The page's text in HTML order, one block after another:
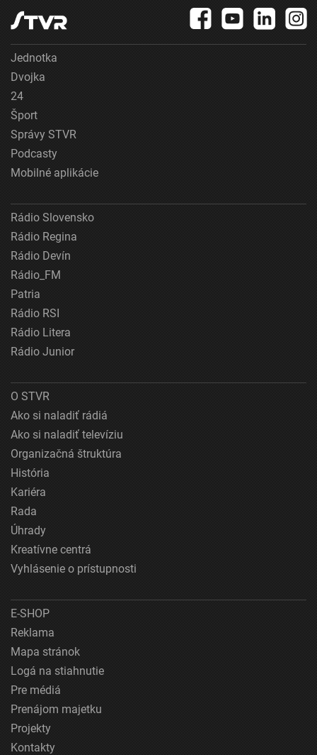
Jednotka
Dvojka
24
Šport
Správy STVR
Podcasty
Mobilné aplikácie
Rádio Slovensko
Rádio Regina
Rádio Devín
Rádio_FM
Patria
Rádio RSI
Rádio Litera
Rádio Junior
O STVR
Ako si naladiť rádiá
Ako si naladiť televíziu
Organizačná štruktúra
História
Kariéra
Rada
Úhrady
Kreatívne centrá
Vyhlásenie o prístupnosti
E-SHOP
Reklama
Mapa stránok
Logá na stiahnutie
Pre médiá
Prenájom majetku
Projekty
Kontakty